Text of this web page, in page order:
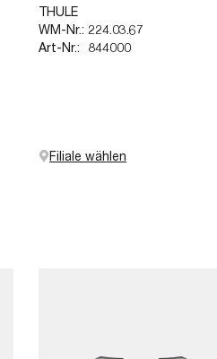
THULE
WM-Nr.: 224.03.67
Art-Nr.:
844000
Filiale wählen